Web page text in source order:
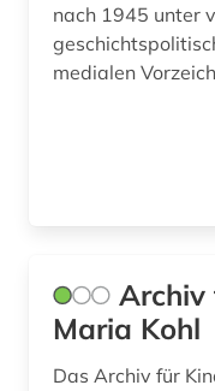
germanistik (3)
geschichte (13)
nach 1945 unter
medialen
Archiv
Maria Kohl
Das Archiv für